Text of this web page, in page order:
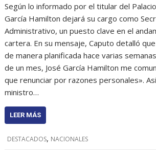
Según lo informado por el titular del
García Hamilton dejará su cargo como
Administrativo, un puesto clave en el
cartera. En su mensaje, Caputo detalló
de manera planificada hace varias
de un mes, José García Hamilton me
que renunciar por razones personales».
ministro…
LEER MÁS
DESTACADOS, NACIONALES